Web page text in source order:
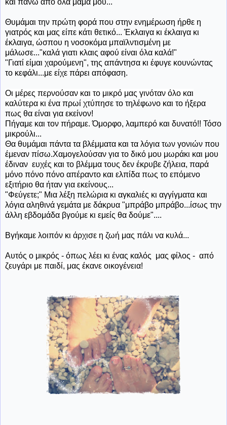
και πάνω από όλα μαμά μου...
Θυμάμαι την πρώτη φορά που στην ενημέρωση ήρθε η
γιατρός και μας είπε κάτι θετικό... Έκλαιγα κι έκλαιγα κι
έκλαιγα, ώσπου η νοσοκόμα μπαϊλντισμένη με
μάλωσε..."καλά γιατι κλαις αφού είναι όλα καλά!"
"Γιατί είμαι χαρούμενη", της απάντησα κι έφυγε κουνώντας
το κεφάλι...με είχε πάρει απόφαση.
Οι μέρες περνούσαν και το μικρό μας γινόταν όλο και
καλύτερα κι ένα πρωί χτύπησε το τηλέφωνο και το ήξερα
πως θα είναι για εκείνον!
Πήγαμε και τον πήραμε. Όμορφο, λαμπερό και δυνατό!! Τόσο
μικρούλι...
Θα θυμάμαι πάντα τα βλέμματα και τα λόγια των γονιών που
έμεναν πίσω.Χαμογελούσαν για το δικό μου μωράκι και μου
έδιναν ευχές και το βλέμμα τους δεν έκρυβε ζήλεια, παρά
μόνο πόνο πόνο απέραντο και ελπίδα πως το επόμενο
εξιτήριο θα ήταν για εκείνους...
"Φεύγετε;" Μια λέξη πελώρια κι αγκαλιές κι αγγίγματα και
λόγια αληθινά γεμάτα με δάκρυα "μπράβο μπράβο...ίσως την
άλλη εβδομάδα βγούμε κι εμείς θα δούμε"....
Βγήκαμε λοιπόν κι άρχισε η ζωή μας πάλι να κυλά...
Αυτός ο μικρός - όπως λέει κι ένας καλός μας φίλος - από
ζευγάρι με παιδί, μας έκανε οικογένεια!